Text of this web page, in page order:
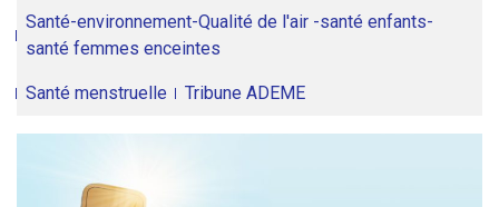
Santé-environnement-Qualité de l'air -santé enfants-
santé femmes enceintes
Santé menstruelle Tribune ADEME